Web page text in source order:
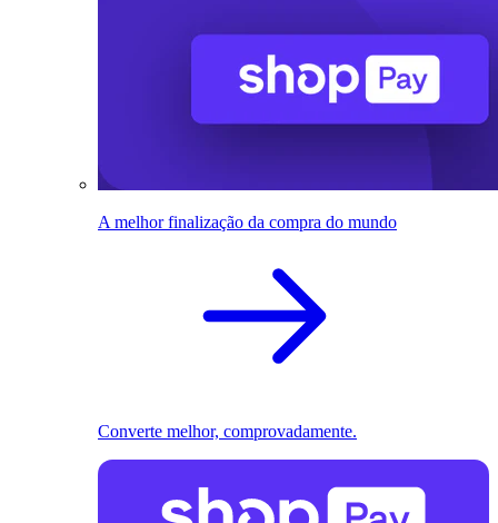
A melhor finalização da compra do mundo
Converte melhor, comprovadamente.